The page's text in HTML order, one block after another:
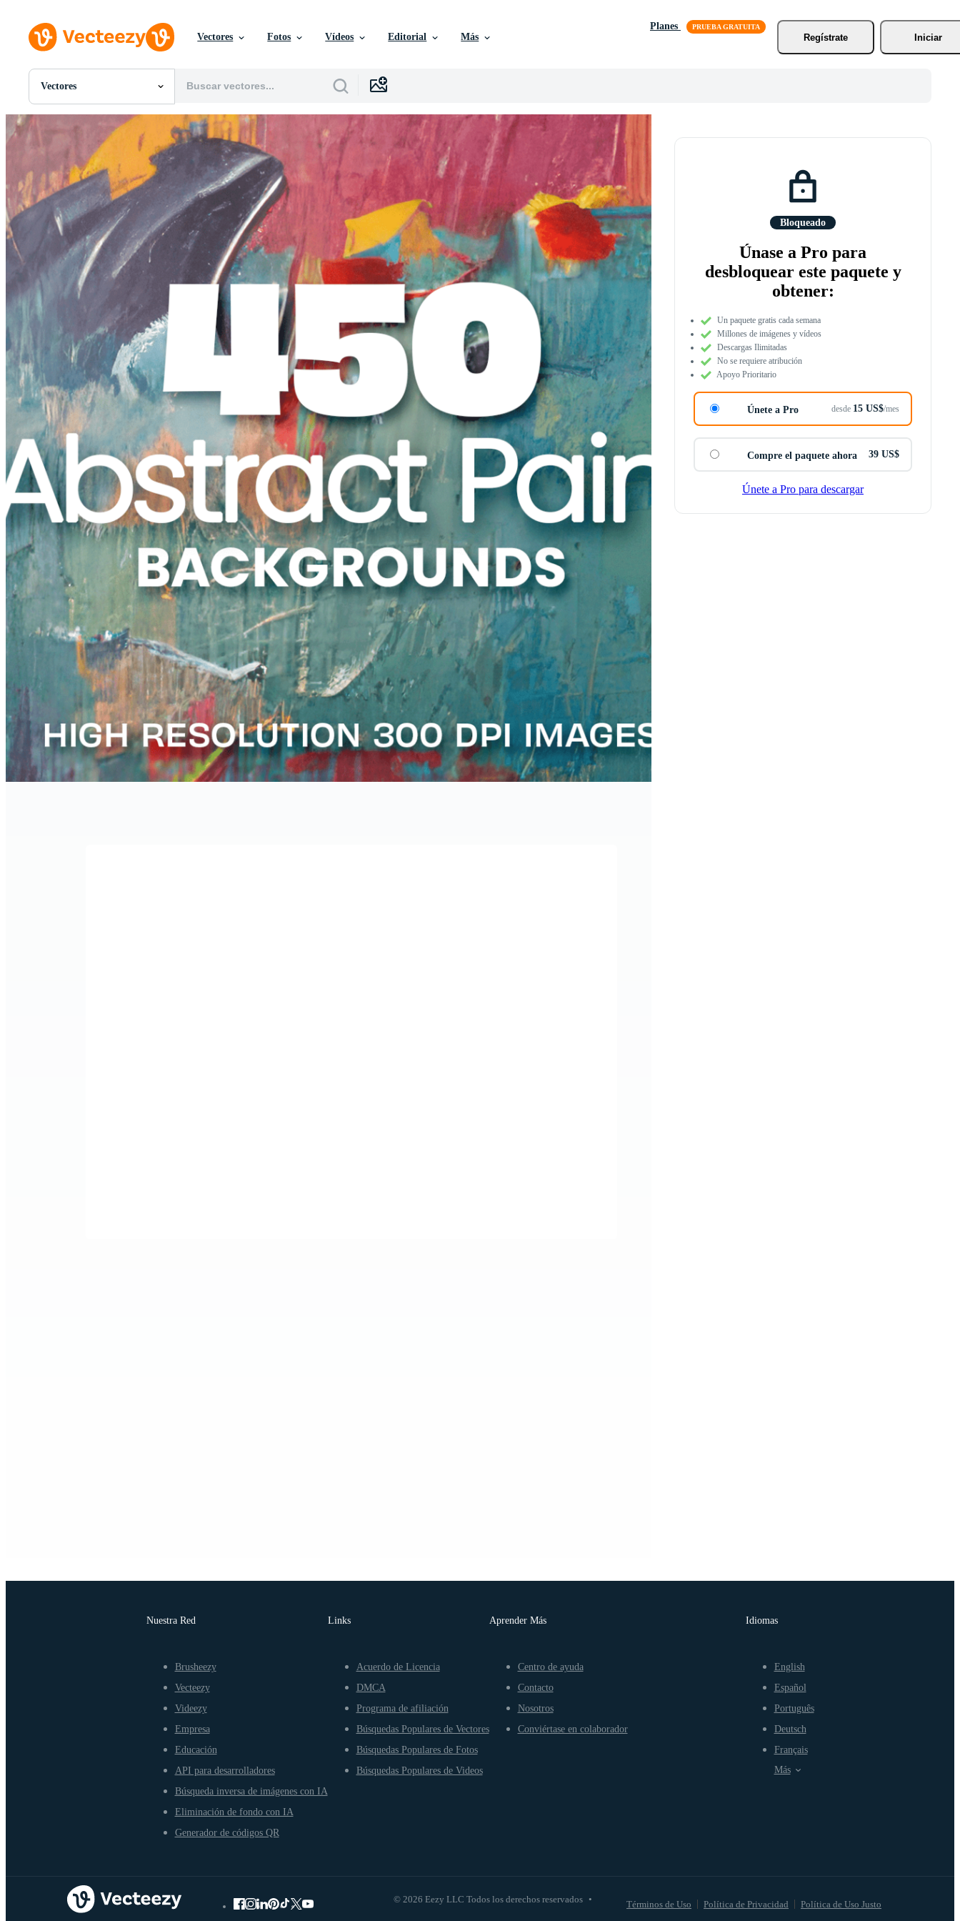
Vectores Fotos Vídeos Editorial Más
Planes
Regístrate
Iniciar
Vectores
Todas Imágenes
PNGs
PSDs
SVGs
Plantillas
Vectores
Videos
Gráficos en Movimiento
Imágenes Editoriales
Eventos Editoriales
Bloqueado
Únase a Pro para
desbloquear este paquete y
obtener:
Un paquete gratis cada semana
Millones de imágenes y vídeos
Descargas Ilimitadas
No se requiere atribución
Apoyo Prioritario
Únete a Pro desde 15 US$/mes
Compre el paquete ahora 39 US$
Únete a Pro para descargar
Nuestra Red
Brusheezy
Vecteezy
Videezy
Empresa
Educación
API para desarrolladores
Búsqueda inversa de imágenes con IA
Eliminación de fondo con IA
Generador de códigos QR
Links
Acuerdo de Licencia
DMCA
Programa de afiliación
Búsquedas Populares de Vectores
Búsquedas Populares de Fotos
Búsquedas Populares de Videos
Aprender Más
Centro de ayuda
Contacto
Nosotros
Conviértase en colaborador
© 2026 Eezy LLC Todos los derechos reservados • Términos de Uso Política de Privacidad Política de Uso Justo
Idiomas
English
Español
Português
Deutsch
Français
Más